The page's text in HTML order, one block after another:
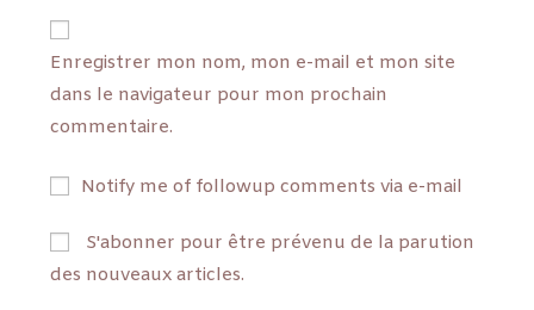
Enregistrer mon nom, mon e-mail et mon site
dans le navigateur pour mon prochain
commentaire.
Notify me of followup comments via e-mail
S'abonner pour être prévenu de la parution
des nouveaux articles.